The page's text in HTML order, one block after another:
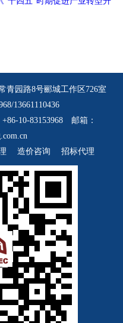
青园路8号郦城工作区726室
13661110436
10-83153968 邮箱：
造价咨询 招标代理